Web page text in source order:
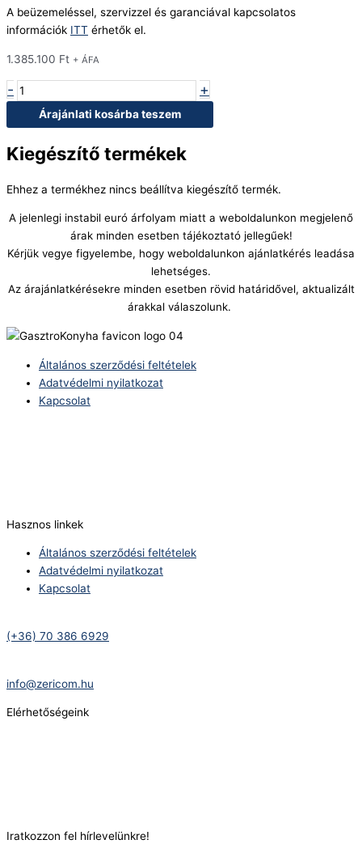
A beüzemeléssel, szervizzel és garanciával kapcsolatos
információk ITT érhetők el.
1.385.100 Ft + ÁFA
- +
Árajánlati kosárba teszem
Kiegészítő termékek
Ehhez a termékhez nincs beállítva kiegészítő termék.
A jelenlegi instabil euró árfolyam miatt a weboldalunkon megjelenő
árak minden esetben tájékoztató jellegűek!
Kérjük vegye figyelembe, hogy weboldalunkon ajánlatkérés leadása
lehetséges.
Az árajánlatkérésekre minden esetben rövid határidővel, aktualizált
árakkal válaszolunk.
Általános szerződési feltételek
Adatvédelmi nyilatkozat
Kapcsolat
Hasznos linkek
Általános szerződési feltételek
Adatvédelmi nyilatkozat
Kapcsolat
(+36) 70 386 6929
info@zericom.hu
Elérhetőségeink
Iratkozzon fel hírlevelünkre!